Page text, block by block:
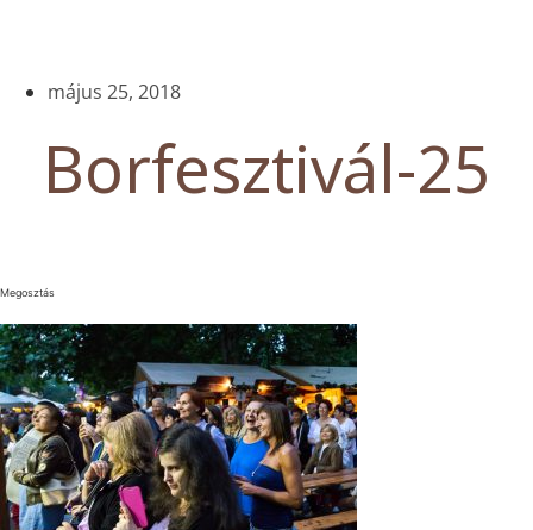
május 25, 2018
Borfesztivál-25
Megosztás